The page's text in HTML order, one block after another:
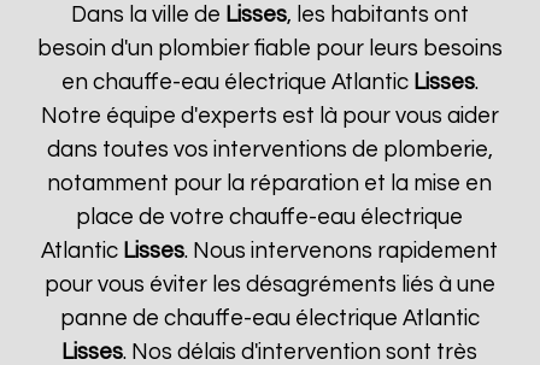
Dans la ville de Lisses, les habitants ont
besoin d'un plombier fiable pour leurs besoins
en chauffe-eau électrique Atlantic Lisses.
Notre équipe d'experts est là pour vous aider
dans toutes vos interventions de plomberie,
notamment pour la réparation et la mise en
place de votre chauffe-eau électrique
Atlantic Lisses. Nous intervenons rapidement
pour vous éviter les désagréments liés à une
panne de chauffe-eau électrique Atlantic
Lisses. Nos délais d'intervention sont très